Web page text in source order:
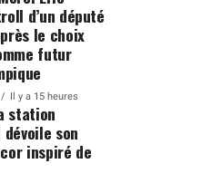
d’un député
le choix
futur
Il y a 15 heures
station
son
inspiré de